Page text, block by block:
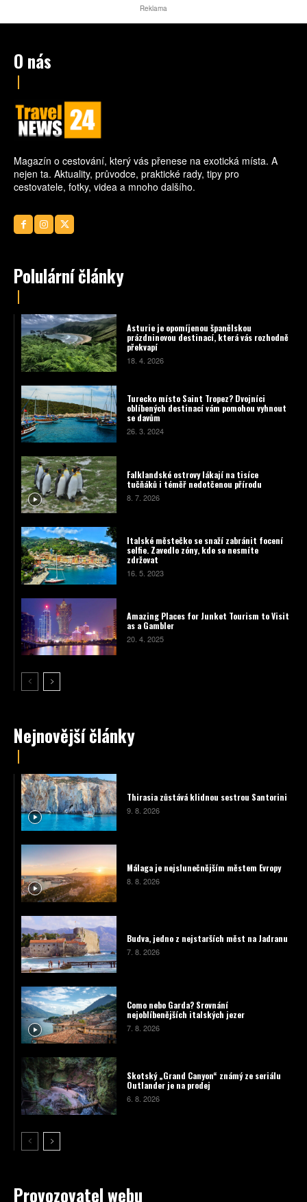
Reklama
O nás
Magazín o cestování, který vás přenese na exotická místa. A
nejen ta. Aktuality, průvodce, praktické rady, tipy pro
cestovatele, fotky, videa a mnoho dalšího.
Polulární články
Asturie je opomíjenou španělskou
prázdninovou destinací, která vás rozhodně
překvapí
18. 4. 2026
Turecko místo Saint Tropez? Dvojníci
oblíbených destinací vám pomohou vyhnout
se davům
26. 3. 2024
Falklandské ostrovy lákají na tisíce
tučňáků i téměř nedotčenou přírodu
8. 7. 2026
Italské městečko se snaží zabránit focení
selfie. Zavedlo zóny, kde se nesmíte
zdržovat
16. 5. 2023
Amazing Places for Junket Tourism to Visit
as a Gambler
20. 4. 2025
Nejnovější články
Thirasia zůstává klidnou sestrou Santorini
9. 8. 2026
Málaga je nejslunečnějším městem Evropy
8. 8. 2026
Budva, jedno z nejstarších měst na Jadranu
7. 8. 2026
Como nebo Garda? Srovnání
nejoblíbenějších italských jezer
7. 8. 2026
Skotský „Grand Canyon“ známý ze seriálu
Outlander je na prodej
6. 8. 2026
Provozovatel webu